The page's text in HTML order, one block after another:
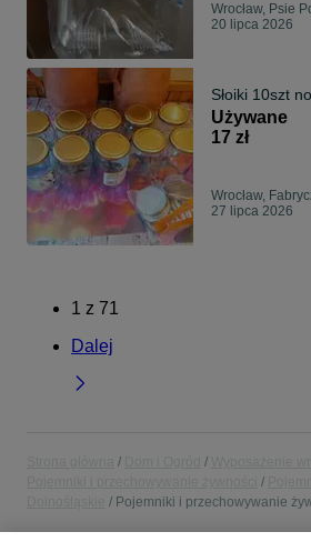
Wrocław, Psie
20 lipca 2026
Słoiki 10szt
Używane
17 zł
Wrocław,
27 lipca 2026
1 z 71
Dalej
Pojemniki i przechowywanie